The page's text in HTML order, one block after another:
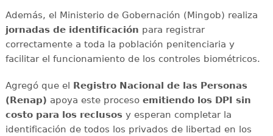
Además, el Ministerio de Gobernación (Mingob) realiza
jornadas de identificación para registrar
correctamente a toda la población penitenciaria y
facilitar el funcionamiento de los controles biométricos.
Agregó que el
Registro Nacional de las Personas
(Renap) apoya este proceso emitiendo los DPI sin
costo para los reclusosy esperan completar la
identificación de todos los privados de libertad en los